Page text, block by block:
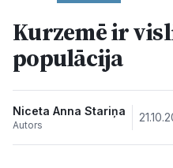
Ziņas
Dzīvesstils
Kurzemē ir
populācija
Niceta Anna Stariņa
Autors